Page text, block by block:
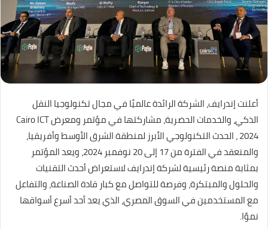
أعلنت إندرايف، الشركة الرائدة عالميًا في مجال تكنولوجيا النقل
الذكي، والخدمات الحضرية، مشاركتها في مؤتمر ومعرض Cairo ICT
2024 ، الحدث التكنولوجي الأبرز لمنطقة الشرق الأوسط وأفريقيا،
والمنعقد في الفترة من 17 إلى 20 نوفمبر 2024، ويعد المؤتمر
بمثابة منصة رئيسية لشركة إندرايف لاستعراض أحدث التقنيات
والحلول والمبتكرة، وفرصة للتواصل مع كبار قادة الصناعة، والتفاعل
مع المستخدمين في السوق المصري، الذي يعد أحد أسرع أسواقها
نموًا.